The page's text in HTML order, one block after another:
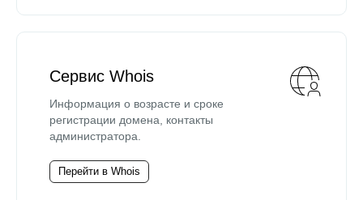
Сервис Whois
Информация о возрасте и сроке
регистрации домена, контакты
администратора.
Перейти в Whois